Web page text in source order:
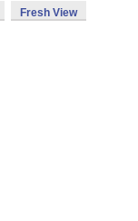
Fresh View